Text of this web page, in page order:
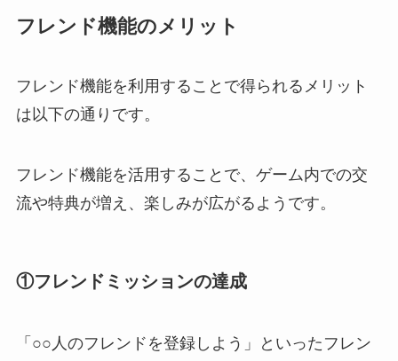
フレンド機能のメリット
フレンド機能を利用することで得られるメリット
は以下の通りです。
フレンド機能を活用することで、ゲーム内での交
流や特典が増え、楽しみが広がるようです。
①フレンドミッションの達成
「○○人のフレンドを登録しよう」といったフレン